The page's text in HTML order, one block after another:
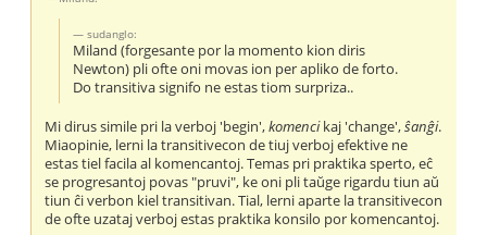
sudanglo:
Miland (forgesante por la momento kion diris
Newton) pli ofte oni movas ion per apliko de forto.
Do transitiva signifo ne estas tiom surpriza..
Mi dirus simile pri la verboj 'begin',komencikaj 'change',ŝanĝi.
Miaopinie, lerni la transitivecon de tiuj verboj efektive ne
estas tiel facila al komencantoj. Temas pri praktika sperto, eĉ
se progresantoj povas "pruvi", ke oni pli taŭge rigardu tiun aŭ
tiun ĉi verbon kiel transitivan. Tial, lerni aparte la transitivecon
de ofte uzataj verboj estas praktika konsilo por komencantoj.